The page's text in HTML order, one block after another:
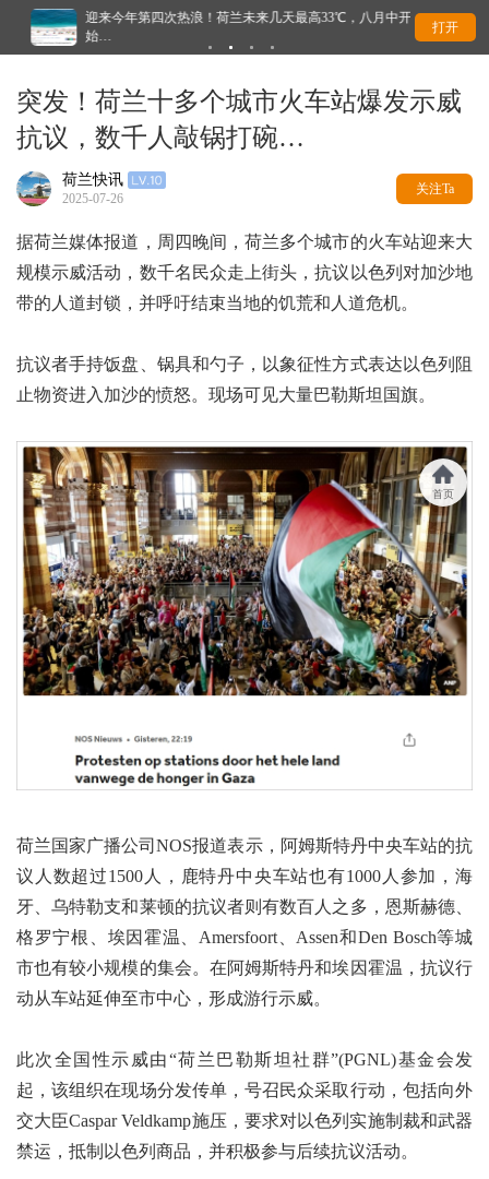
迎来今年第四次热浪！荷兰未来几天最高33℃，八月中开
始…
荷
打开
突发！荷兰十多个城市火车站爆发示威
抗议，数千人敲锅打碗…
荷兰快讯
2025-07-26
关注Ta
据荷兰媒体报道，周四晚间，荷兰多个城市的火车站迎来大
规模示威活动，数千名民众走上街头，抗议以色列对加沙地
带的人道封锁，并呼吁结束当地的饥荒和人道危机。
抗议者手持饭盘、锅具和勺子，以象征性方式表达以色列阻
止物资进入加沙的愤怒。现场可见大量巴勒斯坦国旗。
荷兰国家广播公司NOS报道表示，阿姆斯特丹中央车站的抗
议人数超过1500人，鹿特丹中央车站也有1000人参加，海
牙、乌特勒支和莱顿的抗议者则有数百人之多，恩斯赫德、
格罗宁根、埃因霍温、Amersfoort、Assen和Den Bosch等城
市也有较小规模的集会。在阿姆斯特丹和埃因霍温，抗议行
动从车站延伸至市中心，形成游行示威。
此次全国性示威由“荷兰巴勒斯坦社群”(PGNL)基金会发
起，该组织在现场分发传单，号召民众采取行动，包括向外
交大臣Caspar Veldkamp施压，要求对以色列实施制裁和武器
禁运，抵制以色列商品，并积极参与后续抗议活动。
首页